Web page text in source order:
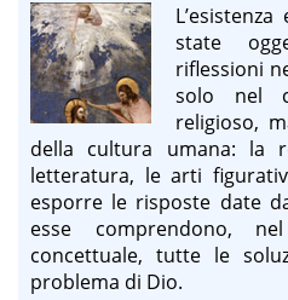
state
riflessioni
solo nel
religioso,
della cultura umana: la
letteratura, le arti
esporre le risposte date
esse comprendono,
concettuale, tutte le
problema di Dio.